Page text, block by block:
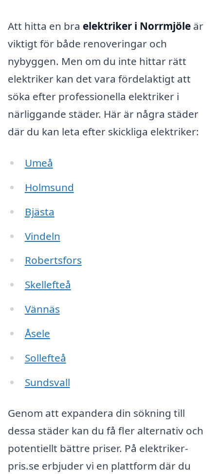
Att hitta en bra elektriker i Norrmjöle är
viktigt för både renoveringar och
nybyggen. Men om du inte hittar rätt
elektriker kan det vara fördelaktigt att
söka efter professionella elektriker i
närliggande städer. Här är några städer
där du kan leta efter skickliga elektriker:
Umeå
Holmsund
Bjästa
Vindeln
Robertsfors
Skellefteå
Vännäs
Åsele
Sollefteå
Sundsvall
Genom att expandera din sökning till
dessa städer kan du få fler alternativ och
potentiellt bättre priser. På elektriker-
pris.se erbjuder vi en plattform där du